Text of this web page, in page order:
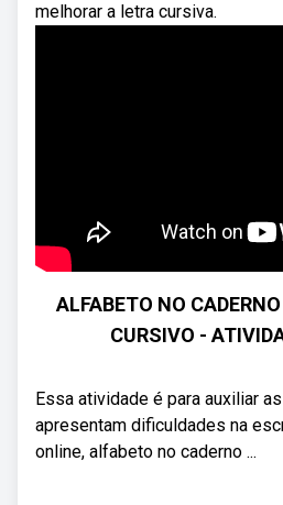
melhorar a letra cursiva.
ALFABETO NO
CURSIVO -
Essa atividade é para auxiliar
apresentam dificuldades na
online, alfabeto no caderno ...